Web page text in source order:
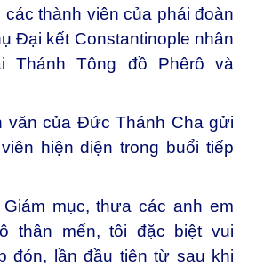
các thành viên của phái đoàn
Đại kết Constantinople nhân
Thánh Tông đồ Phêrô và
văn của Đức Thánh Cha gửi
hiện diện trong buổi tiếp
mục, thưa các anh em
thân mến, tôi đặc biệt vui
đón, lần đầu tiên từ sau khi